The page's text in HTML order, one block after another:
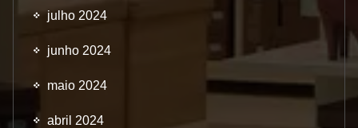
julho 2024
junho 2024
maio 2024
abril 2024